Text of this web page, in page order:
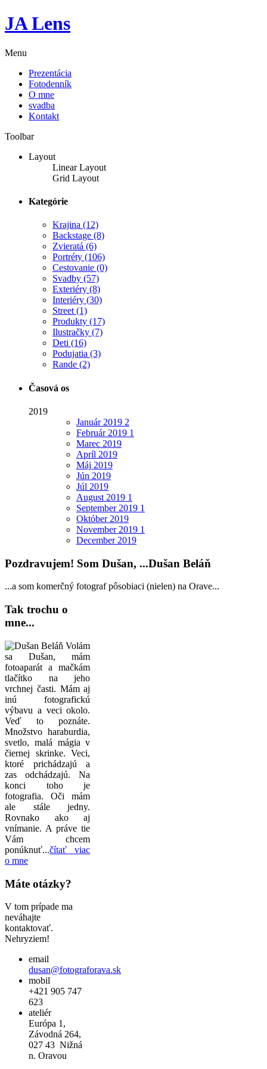
JA Lens
Menu
Prezentácia
Fotodenník
O mne
svadba
Kontakt
Toolbar
Layout
Linear Layout
Grid Layout
Kategórie
Krajina (12)
Backstage (8)
Zvieratá (6)
Portréty (106)
Cestovanie (0)
Svadby (57)
Exteriéry (8)
Interiéry (30)
Street(1)
Produkty (17)
Ilustračky (7)
Deti (16)
Podujatia (3)
Rande (2)
Časová os
2019
Január2019 2
Február2019 1
Marec 2019
Apríl 2019
Máj 2019
Jún 2019
Júl 2019
August 2019 1
September2019 1
Október2019
November2019 1
December2019
Pozdravujem! Som Dušan, ...Dušan Beláň
...a som komerčný fotograf pôsobiaci (nielen) na Orave...
Tak trochu o
mne...
Volám
sa Dušan, mám
fotoaparát a mačkám
tlačítko na jeho
vrchnej časti. Mám aj
inú fotografickú
výbavu a veci okolo.
Veď to poznáte.
Množstvo haraburdia,
svetlo, malá mágia v
čiernej skrinke. Veci,
ktoré prichádzajú a
zas odchádzajú. Na
konci toho je
fotografia. Oči mám
ale stále jedny.
Rovnako ako aj
vnímanie. A práve tie
Vám chcem
ponúknuť...čítať viac
o mne
Máte otázky?
V tom prípade ma
neváhajte
kontaktovať.
Nehryziem!
email
dusan@fotograforava.sk
mobil
+421 905 747
623
ateliér
Európa 1,
Závodná 264,
027 43 Nižná
n. Oravou